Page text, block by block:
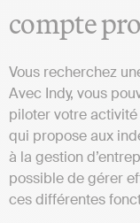
compte
Vous recherchez
Avec Indy, vous
piloter votre
qui propose aux
à la gestion
possible de gérer
ces différentes